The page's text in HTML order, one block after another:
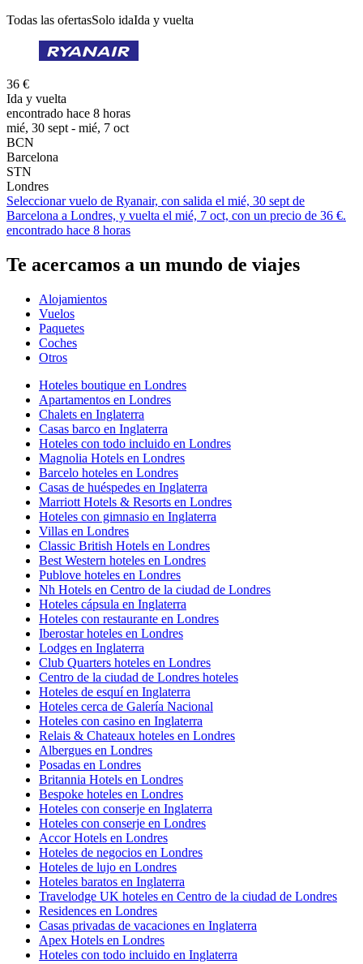
Todas las ofertasSolo idaIda y vuelta
36 €
Ida y vuelta
encontrado hace 8 horas
mié, 30 sept - mié, 7 oct
BCN
Barcelona
STN
Londres
Seleccionar vuelo de Ryanair, con salida el mié, 30 sept de
Barcelona a Londres, y vuelta el mié, 7 oct, con un precio de 36 €.
encontrado hace 8 horas
Te acercamos a un mundo de viajes
Alojamientos
Vuelos
Paquetes
Coches
Otros
Hoteles boutique en Londres
Apartamentos en Londres
Chalets en Inglaterra
Casas barco en Inglaterra
Hoteles con todo incluido en Londres
Magnolia Hotels en Londres
Barcelo hoteles en Londres
Casas de huéspedes en Inglaterra
Marriott Hotels & Resorts en Londres
Hoteles con gimnasio en Inglaterra
Villas en Londres
Classic British Hotels en Londres
Best Western hoteles en Londres
Publove hoteles en Londres
Nh Hotels en Centro de la ciudad de Londres
Hoteles cápsula en Inglaterra
Hoteles con restaurante en Londres
Iberostar hoteles en Londres
Lodges en Inglaterra
Club Quarters hoteles en Londres
Centro de la ciudad de Londres hoteles
Hoteles de esquí en Inglaterra
Hoteles cerca de Galería Nacional
Hoteles con casino en Inglaterra
Relais & Chateaux hoteles en Londres
Albergues en Londres
Posadas en Londres
Britannia Hotels en Londres
Bespoke hoteles en Londres
Hoteles con conserje en Inglaterra
Hoteles con conserje en Londres
Accor Hotels en Londres
Hoteles de negocios en Londres
Hoteles de lujo en Londres
Hoteles baratos en Inglaterra
Travelodge UK hoteles en Centro de la ciudad de Londres
Residences en Londres
Casas privadas de vacaciones en Inglaterra
Apex Hotels en Londres
Hoteles con todo incluido en Inglaterra